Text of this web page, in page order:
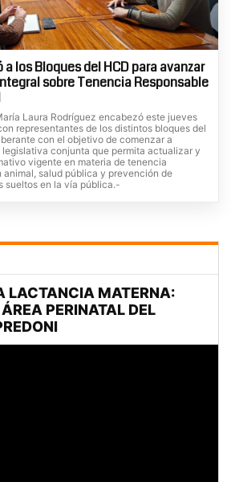
los Bloques del HCD para avanzar
sobre Tenencia Responsable
Laura Rodríguez encabezó este jueves
representantes de los distintos bloques del
con el objetivo de comenzar a
conjunta que permita actualizar y
vigente en materia de tenencia
animal, salud pública y prevención de
sueltos en la vía pública.-